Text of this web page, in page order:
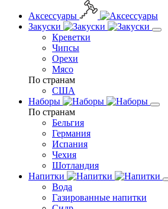
Аксессуары
Закуски
Креветки
Чипсы
Орехи
Мясо
По странам
США
Наборы
По странам
Бельгия
Германия
Испания
Чехия
Шотландия
Напитки
Вода
Газированные напитки